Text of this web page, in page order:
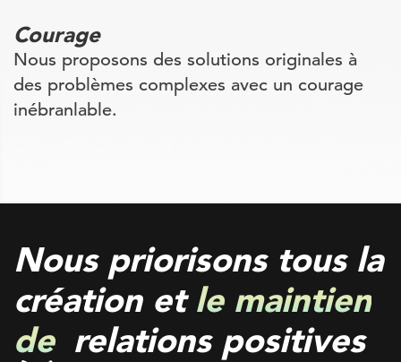
Courage
Nous proposons des solutions originales à
des problèmes complexes avec un courage
inébranlable.
Nous priorisons tous la
création etle maintien
de relations positives